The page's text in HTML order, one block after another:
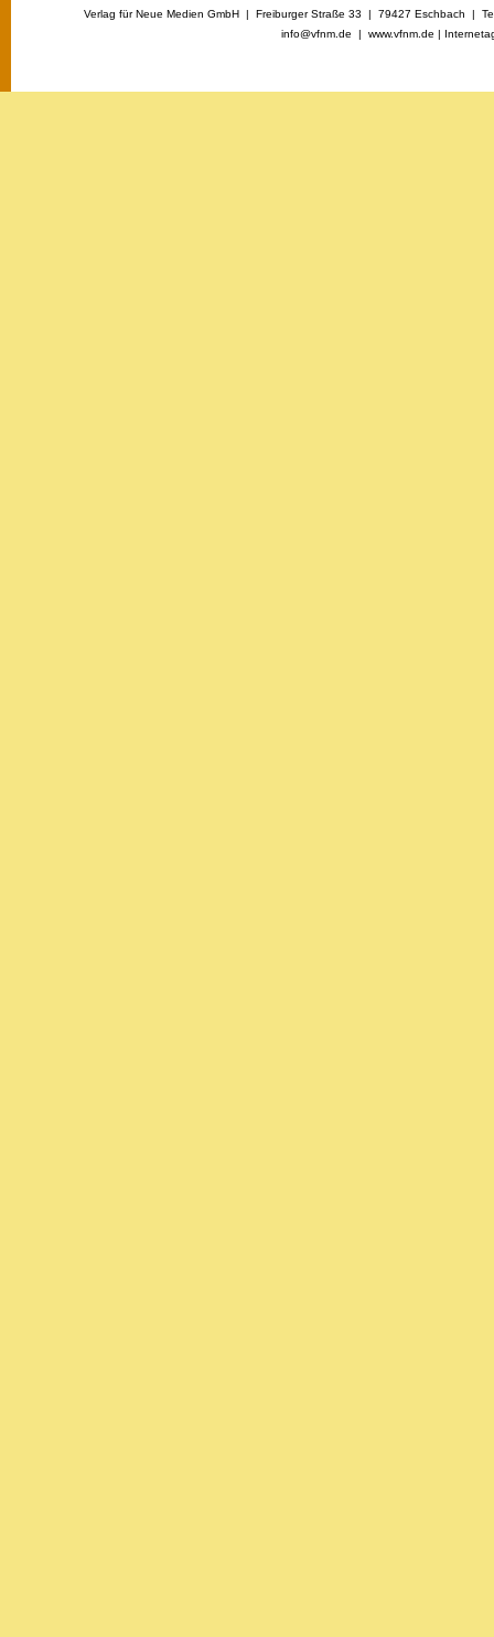
Verlag für Neue Medien GmbH | Freiburger Straße 33 | 79427 Eschbach |
info@vfnm.de | www.vfnm.de |